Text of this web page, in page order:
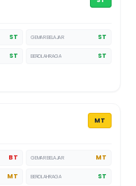
ST GEMAR BELAJAR ST
ST BEROLAHRAGA ST
MT
BT GEMAR BELAJAR MT
MT BEROLAHRAGA ST